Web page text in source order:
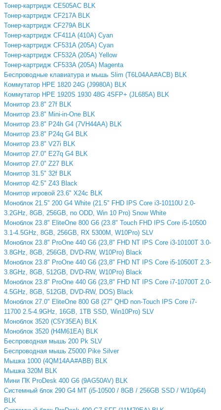
Тонер-картридж CE505AC BLK
Тонер-картридж CF217A BLK
Тонер-картридж CF279A BLK
Тонер-картридж CF411A (410A) Cyan
Тонер-картридж CF531A (205A) Cyan
Тонер-картридж CF532A (205A) Yellow
Тонер-картридж CF533A (205A) Magenta
Беспроводные клавиатура и мышь Slim (T6L04AA#ACB) BLK
Коммутатор HPE 1820 24G (J9980A) BLK
Коммутатор HPE 1920S 1930 48G 4SFP+ (JL685A) BLK
Монитор 23.8" 27f BLK
Монитор 23.8" Mini-in-One BLK
Монитор 23.8" P24h G4 (7VH44AA) BLK
Монитор 23.8" P24q G4 BLK
Монитор 23.8" V27i BLK
Монитор 27.0" E27q G4 BLK
Монитор 27.0" Z27 BLK
Монитор 31.5" 32f BLK
Монитор 42.5" Z43 Black
Монитор игровой 23.6" X24c BLK
Моноблок 21.5" 200 G4 White (21.5" FHD IPS Core i3-10110U 2.0-
3.2GHz, 8GB, 256GB, no ODD, Win 10 Pro) Snow White
Моноблок 23.8" EliteOne 800 G6 (23.8" Touch FHD IPS Core i5-10500
3.1-4.5GHz, 8GB, 256GB, RX 5300M, W10Pro) SLV
Моноблок 23.8" ProOne 440 G6 (23,8" FHD NT IPS Core i3-10100T 3.0-
3.8GHz, 8GB, 256GB, DVD-RW, W10Pro) Black
Моноблок 23.8" ProOne 440 G6 (23,8" FHD NT IPS Core i5-10500T 2.3-
3.8GHz, 8GB, 512GB, DVD-RW, W10Pro) Black
Моноблок 23.8" ProOne 440 G6 (23,8" FHD NT IPS Core i7-10700T 2.0-
4.5GHz, 8GB, 512GB, DVD-RW, DOS) Black
Моноблок 27.0" EliteOne 800 G8 (27" QHD non-Touch IPS Core i7-
11700 2.5-4.9GHz, 16GB, 1TB SSD, Win10Pro) SLV
Моноблок 3520 (C5Y35EA) BLK
Моноблок 3520 (H4M61EA) BLK
Беспроводная мышь 200 Pk SLV
Беспроводная мышь Z5000 Pike Silver
Мышка 1000 (4QM14AA#ABB) BLK
Мышка 320M BLK
Мини ПК ProDesk 400 G6 (9AG50AV) BLK
Системный блок 290 G4 MT (i5-10500 / 8GB / 256GB SSD / W10p64)
BLK